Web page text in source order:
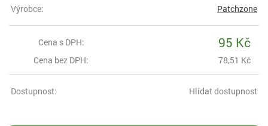
Výrobce:
Patchzone
Cena s DPH: 95 Kč
Cena bez DPH: 78,51 Kč
Dostupnost: Hlídat dostupnost